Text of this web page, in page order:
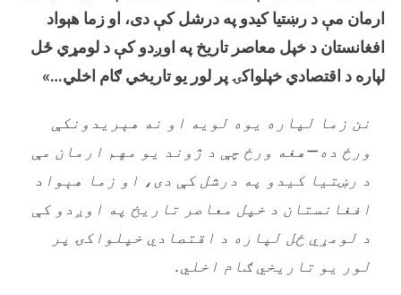
ارمان مې د رښتیا کیدو په درشل کې دی، او زما هېواد
افغانستان د خپل معاصر تاریخ په اوږدو کې د لومړي ځل
لپاره د اقتصادي خپلواکۍ پر لور یو تاریخي ګام اخلي…»
نن زما لپاره یوه لویه او نه هېریدونکې
ورځ ده—هغه ورځ چې د ژوند یو مهم ارمان مې
د رښتیا کیدو په درشل کې دی، او زما هېواد
افغانستان د خپل معاصر تاریخ په اوږدو کې
د لومړي ځل لپاره د اقتصادي خپلواکۍ پر
لور یو تاریخي ګام اخلي.